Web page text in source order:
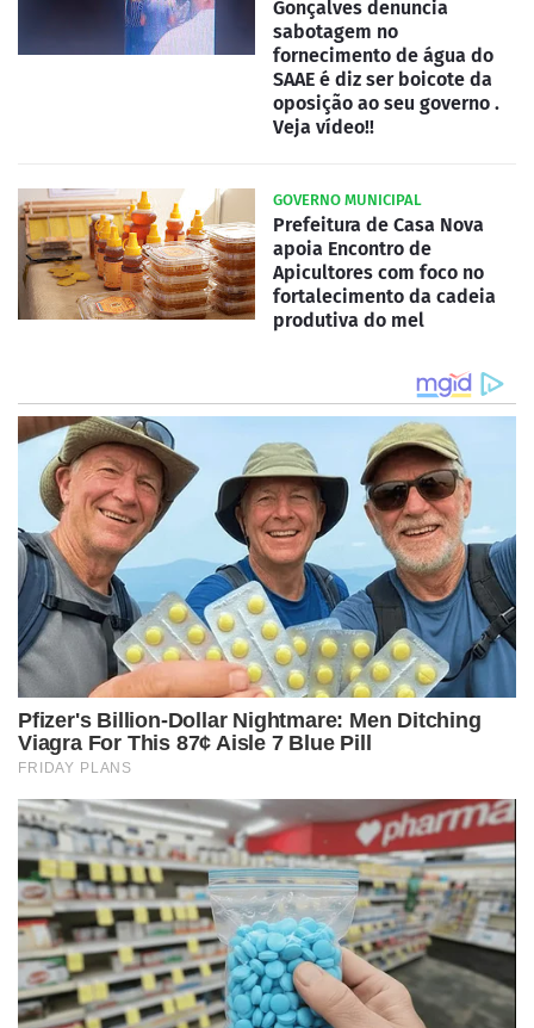
Gonçalves denuncia
sabotagem no
fornecimento de água do
SAAE é diz ser boicote da
oposição ao seu governo .
Veja vídeo!!
GOVERNO MUNICIPAL
Prefeitura de Casa Nova
apoia Encontro de
Apicultores com foco no
fortalecimento da cadeia
produtiva do mel